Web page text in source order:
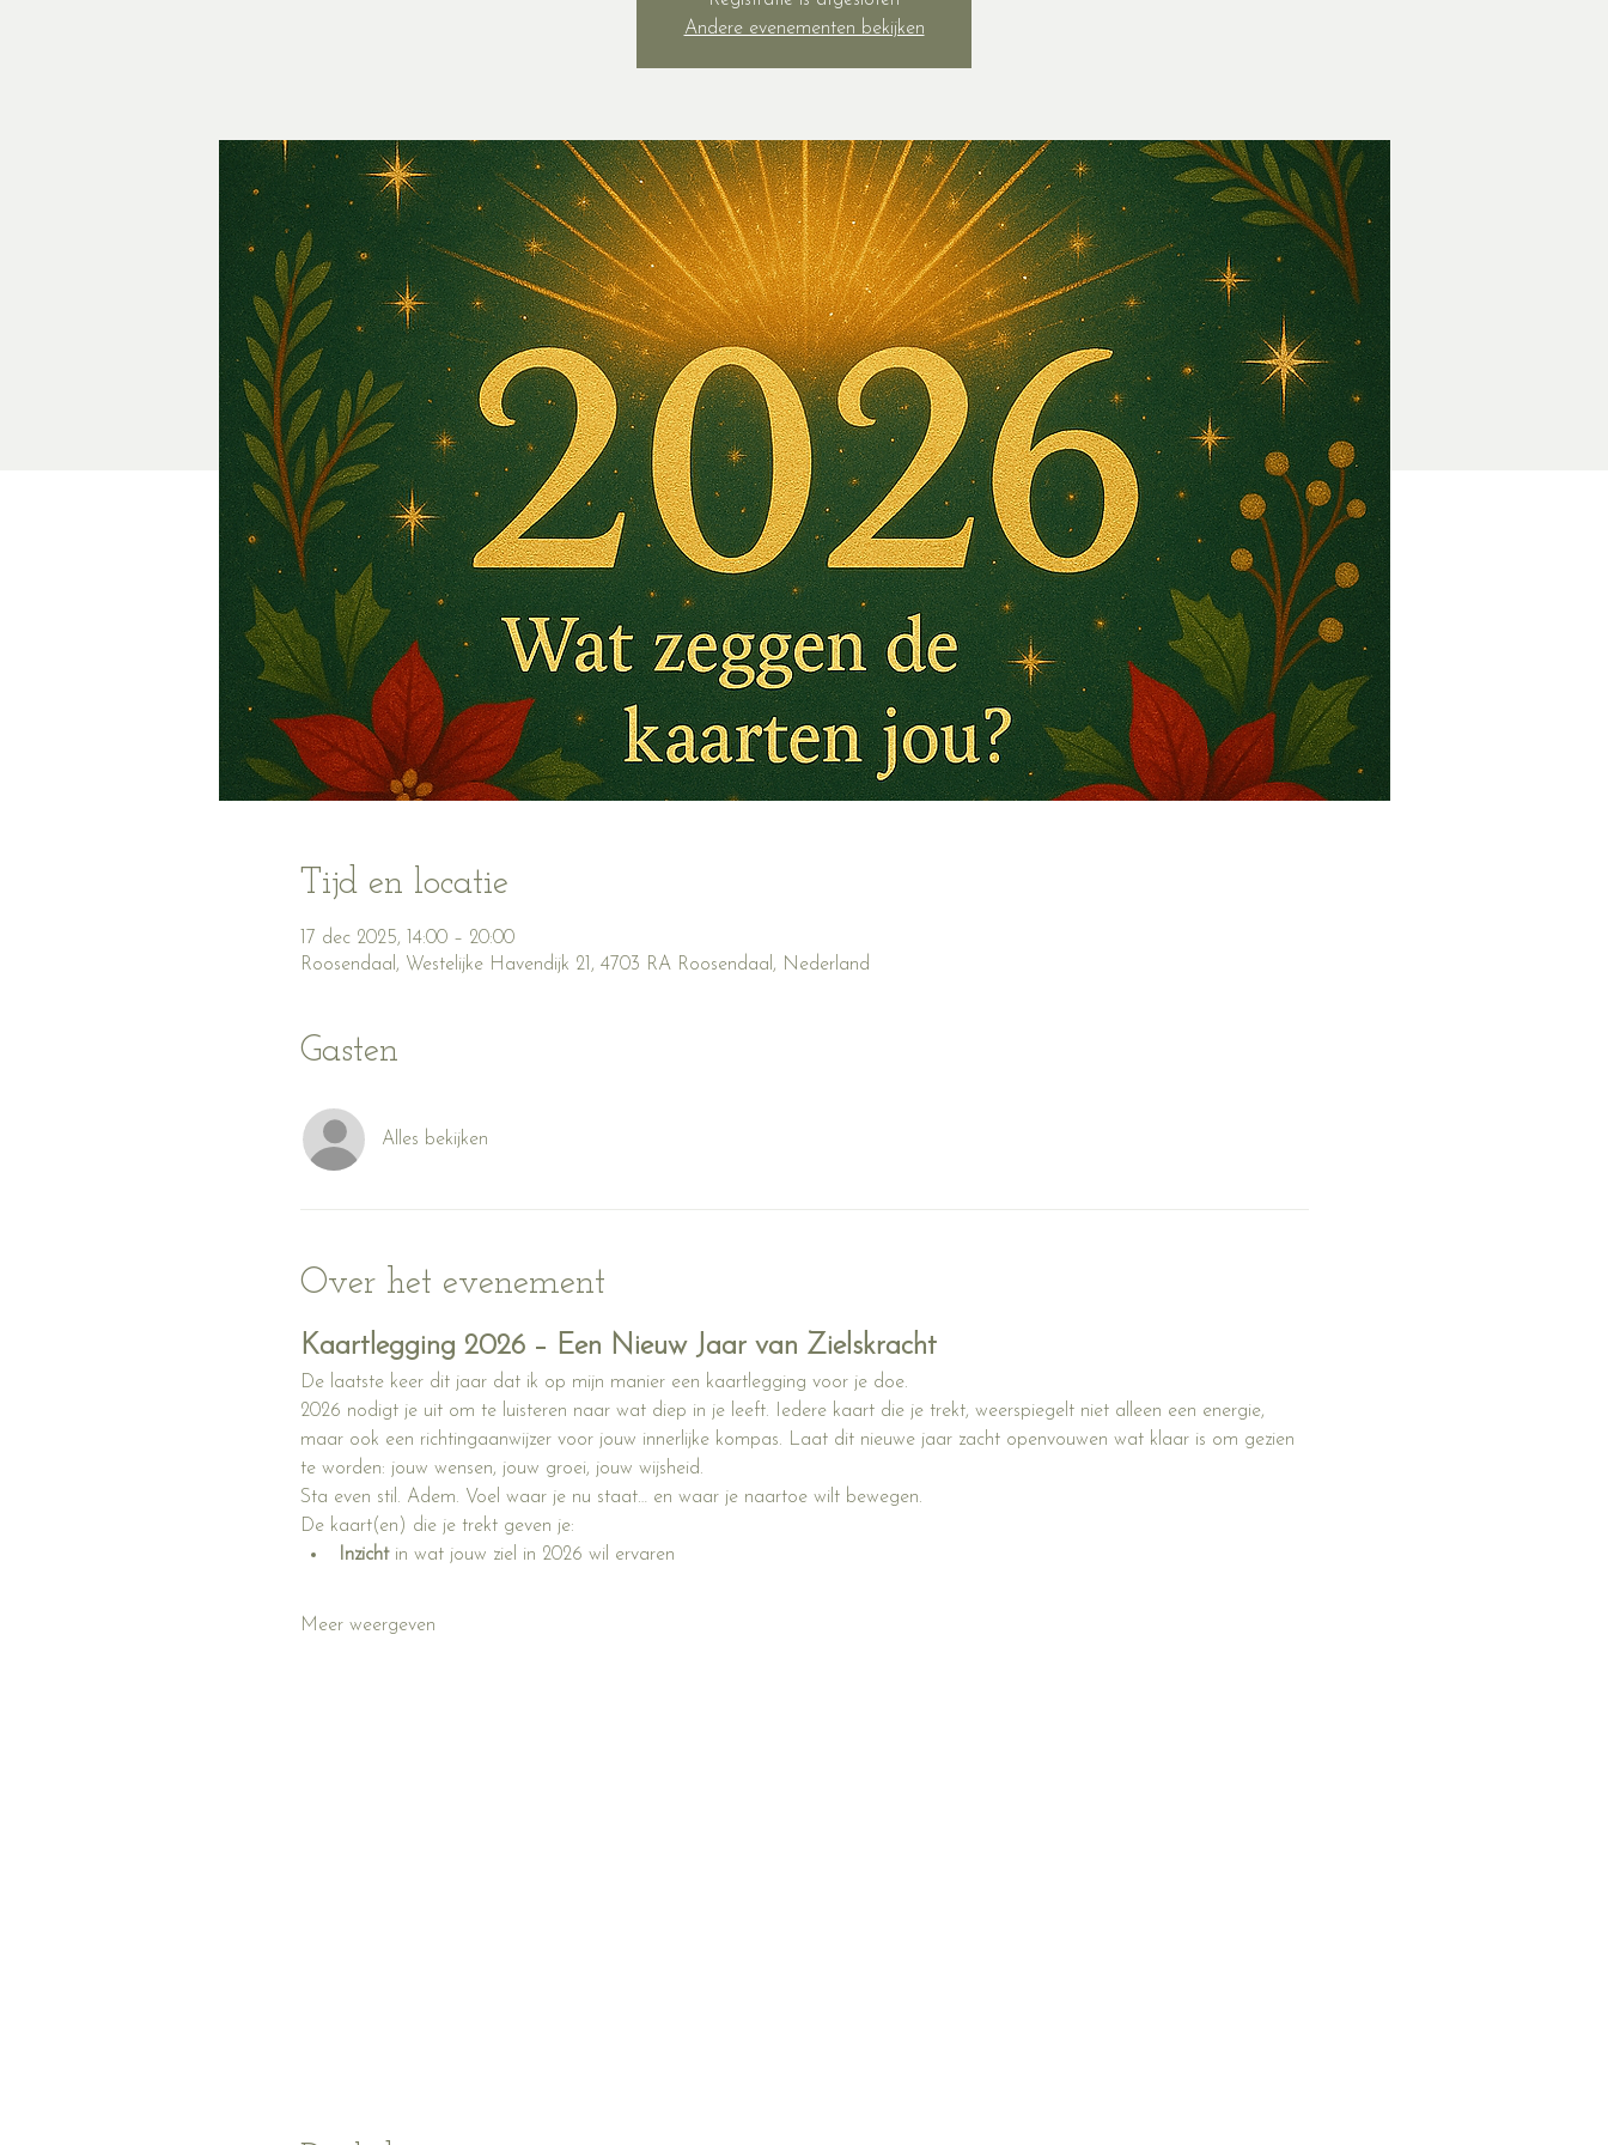
Andere evenementen bekijken
Tijd en locatie
17 dec 2025, 14:00 – 20:00
Roosendaal, Westelijke Havendijk 21, 4703 RA Roosendaal, Nederland
Gasten
Alles bekijken
Over het evenement
Kaartlegging 2026 – Een Nieuw Jaar van Zielskracht
De laatste keer dit jaar dat ik op mijn manier een kaartlegging voor je doe.
2026 nodigt je uit om te luisteren naar wat diep in je leeft. Iedere kaart die je trekt, weerspiegelt niet alleen een energie,
maar ook een richtingaanwijzer voor jouw innerlijke kompas. Laat dit nieuwe jaar zacht openvouwen wat klaar is om gezien
te worden: jouw wensen, jouw groei, jouw wijsheid.
Sta even stil. Adem. Voel waar je nu staat… en waar je naartoe wilt bewegen.
De kaart(en) die je trekt geven je:
Inzicht in wat jouw ziel in 2026 wil ervaren
Meer weergeven